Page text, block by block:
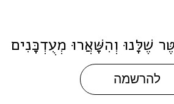
שֶׁלָּנוּ וְהִשָּׁאֲרוּ מְעֻדְכָּנִים